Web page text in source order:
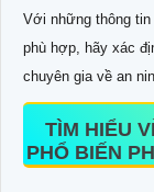
Với những thông
phù hợp, hãy xác
chuyên gia về an
TÌM HIỂU
PHỔ BIẾN